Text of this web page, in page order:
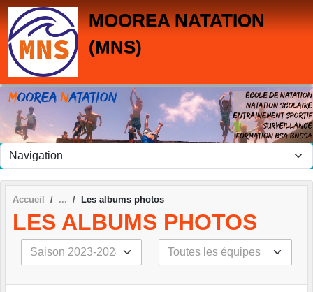
MOOREA NATATION
(MNS)
Accueil Les albums photos
LES ALBUMS PHOTOS
Panneau de gestion des cookies